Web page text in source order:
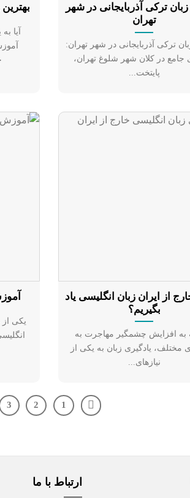
ترکی آذربایجانی در شهر
تهران
ترکی آذربایجانی در شهر تهران:
جامع در کلان شهر شلوغ تهران،
پایتخت...
آیا
از ایران زبان انگلیسی یاد
بگیریم؟
به افزایش چشمگیر مهاجرت به
مختلف، یادگیری زبان به یکی از
نیازهای...
یکی
1
2
3
ارتباط با ما